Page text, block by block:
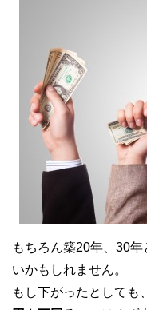
もちろん築20年、30
いかもしれません。
もし下がったとしても、